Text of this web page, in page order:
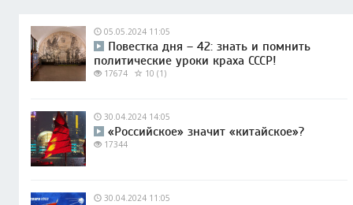
05.05.2024 11:05
Повестка дня – 42: знать и помнить
политические уроки краха СССР!
17674 10 (1)
30.04.2024 14:05
«Российское» значит «китайское»?
17344
30.04.2024 11:05